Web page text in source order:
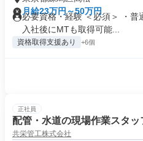
月給23万円～50万円
必要資格・経験 ＜必須＞ ・
入社後にMTも取得可能...
資格取得支援あり +6個
正社員
配管・水道の現場作業スタッ
共栄管工株式会社